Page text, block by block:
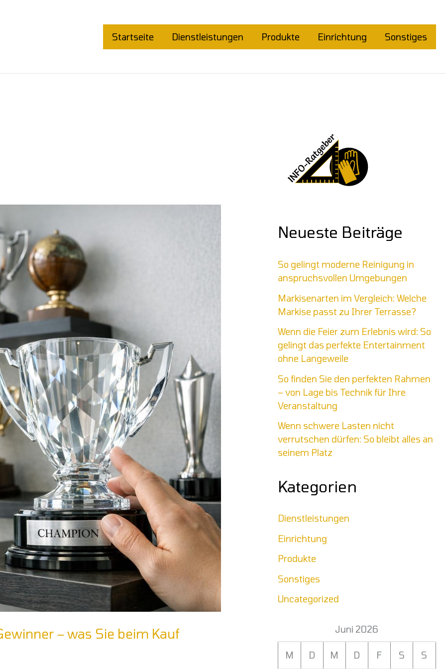
Startseite Dienstleistungen Produkte Einrichtung Sonstiges
– was Sie beim Kauf
Neueste Beiträge
So gelingt moderne Reinigung in
anspruchsvollen Umgebungen
Markisenarten im Vergleich: Welche
Markise passt zu Ihrer Terrasse?
Wenn die Feier zum Erlebnis wird: So
gelingt das perfekte Entertainment
ohne Langeweile
So finden Sie den perfekten Rahmen
– von Lage bis Technik für Ihre
Veranstaltung
Wenn schwere Lasten nicht
verrutschen dürfen: So bleibt alles an
seinem Platz
Kategorien
Dienstleistungen
Einrichtung
Produkte
Sonstiges
Uncategorized
Juni 2026
M D M D F S S